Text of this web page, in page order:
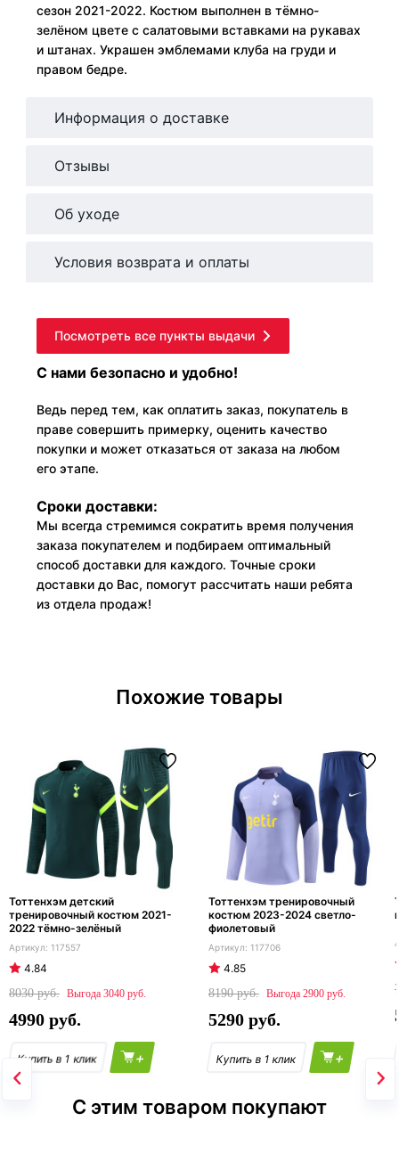
сезон 2021-2022. Костюм выполнен в тёмно-
зелёном цвете с салатовыми вставками на рукавах
и штанах. Украшен эмблемами клуба на груди и
правом бедре.
Информация о доставке
Отзывы
Об уходе
Условия возврата и оплаты
Посмотреть все пункты выдачи
С нами безопасно и удобно!
Ведь перед тем, как оплатить заказ, покупатель в
праве совершить примерку, оценить качество
покупки и может отказаться от заказа на любом
его этапе.
Сроки доставки:
Мы всегда стремимся сократить время получения
заказа покупателем и подбираем оптимальный
способ доставки для каждого. Точные сроки
доставки до Вас, помогут рассчитать наши ребята
из отдела продаж!
Похожие товары
Тоттенхэм детский
тренировочный костюм 2021-
2022 тёмно-зелёный
117557
4.84
8030
3040
4990
+
Тоттенхэм тренировочный
костюм 2023-2024 светло-
фиолетовый
117706
4.85
8190
2900
5290
+
С этим товаром покупают